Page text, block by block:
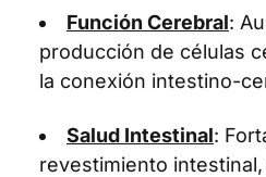
Función Cerebral:
producción de células
la conexión intestino-
Salud Intestinal:
revestimiento